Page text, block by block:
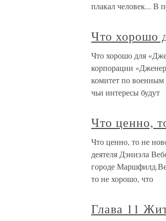
плакал человек... В
Что хорошо
Что хорошо для
корпорации
комитет по военным
чьи интересы будут
Что ценно,
Что ценно, то не
деятеля Дэниэла
городе
то не хорошо, что
Глава 11